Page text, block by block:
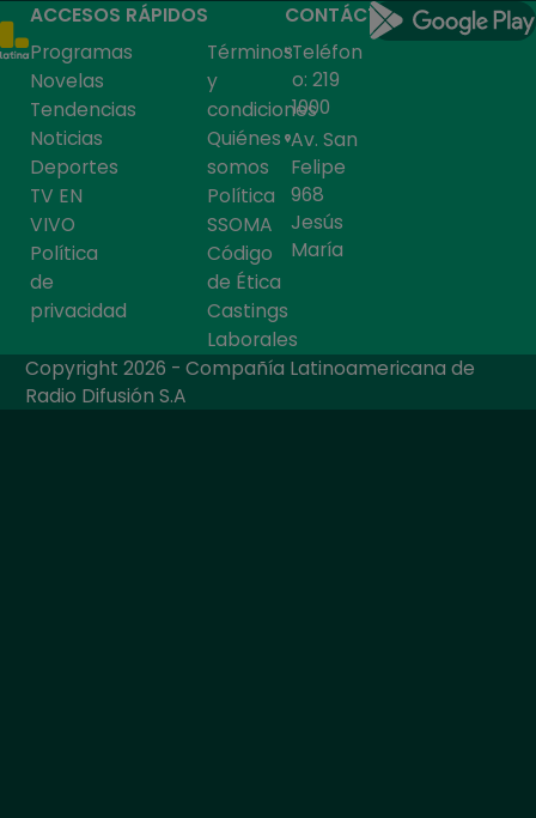
ACCESOS RÁPIDOS
Programas
Novelas
Tendencias
Noticias
Deportes
TV EN
VIVO
Política
de
privacidad
Términos
y
condiciones
Quiénes
somos
Política
SSOMA
Código
de Ética
Castings
Laborales
CONTÁCTANOS
Teléfon
o: 219
1000
Av. San
Felipe
968
Jesús
María
Copyright 2026 - Compañía Latinoamericana de
Radio Difusión S.A